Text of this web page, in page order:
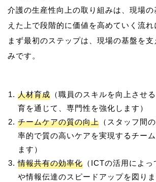
介護の生産性向上の取り組みは、現場
えた上で段階的に価値を高めていく流れ
まず最初のステップは、現場の基盤を
人材育成 （職員のスキルを向上させ
育を通じて、専門性を強化します）
チームケアの質の向上 （スタッフ間
率的で質の高いケアを実現するチー
ます）
情報共有の効率化 （ICTの活用によ
や情報伝達のスピードアップを図りま